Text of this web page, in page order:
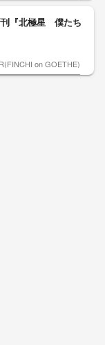
刊『北極星 僕たち
on GOETHE)